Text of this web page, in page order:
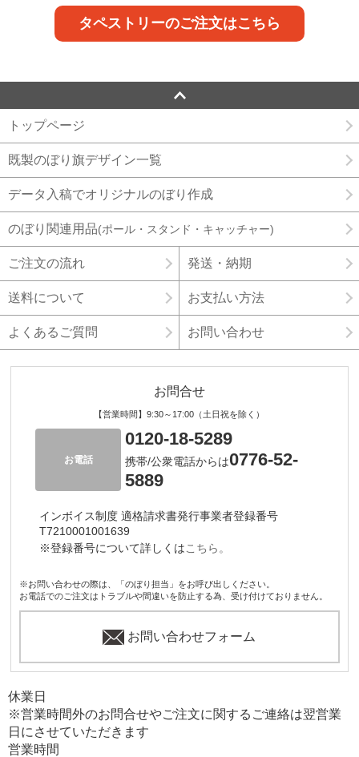
タペストリーのご注文はこちら
トップページ
既製のぼり旗デザイン一覧
データ入稿でオリジナルのぼり作成
のぼり関連用品(ポール・スタンド・キャッチャー)
ご注文の流れ 発送・納期
送料について お支払い方法
よくあるご質問 お問い合わせ
お問合せ
【営業時間】9:30～17:00（土日祝を除く）
お電話
0120-18-5289
携帯/公衆電話からは0776-52-
5889
インボイス制度 適格請求書発行事業者登録番号
T7210001001639
※登録番号について詳しくはこちら。
※お問い合わせの際は、「のぼり担当」をお呼び出しください。
お電話でのご注文はトラブルや間違いを防止する為、受け付けておりません。
お問い合わせフォーム
休業日
※営業時間外のお問合せやご注文に関するご連絡は翌営業
日にさせていただきます
営業時間